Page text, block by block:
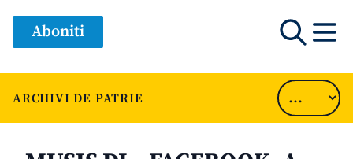
Aboniti
ARCHIVI DE PATRIE